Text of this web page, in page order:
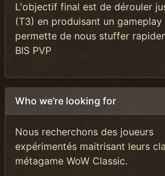
L'objectif final est de dérouler
(T3) en produisant un gameplay
permette de nous stuffer
BIS PVP
Who we’re looking for
Nous recherchons des joueurs
expérimentés maitrisant leurs
métagame WoW Classic.